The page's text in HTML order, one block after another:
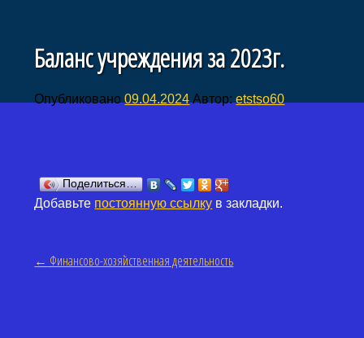
Баланс учреждения за 2023г.
Опубликовано09.04.2024 Автор:etstso60
Поделиться…
Добавьте постоянную ссылку в закладки.
Навигация по статьям
← Финансово-хозяйственная деятельность